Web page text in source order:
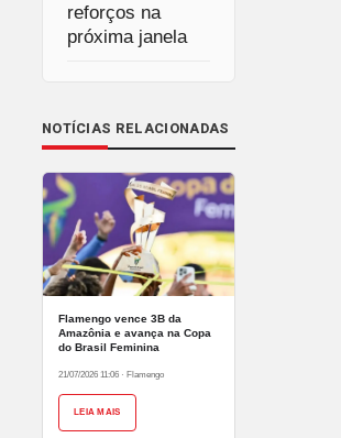
reforços na
próxima janela
NOTÍCIAS RELACIONADAS
Flamengo vence 3B da
Amazônia e avança na Copa
do Brasil Feminina
21/07/2026 11:06 · Flamengo
LEIA MAIS